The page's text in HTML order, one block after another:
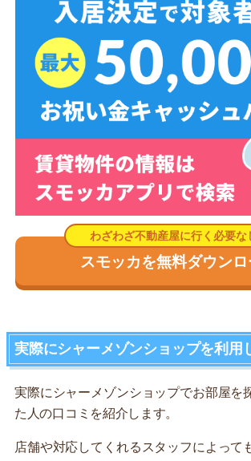
スモッカを無料ダウンロ
実際にシャーメゾンショップを利用
実際にシャーメゾンショップでお部屋を
た人の口コミを紹介します。
店舗や対応してくれるスタッフによって